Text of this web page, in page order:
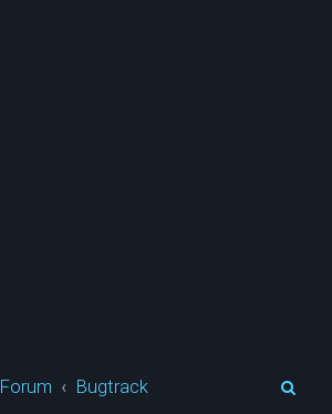
Forum Bugtrack